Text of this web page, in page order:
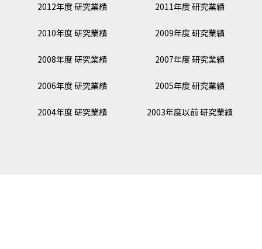
2012年度 研究業績 2011年度 研究業績
2010年度 研究業績 2009年度 研究業績
2008年度 研究業績 2007年度 研究業績
2006年度 研究業績 2005年度 研究業績
2004年度 研究業績 2003年度以前 研究業績